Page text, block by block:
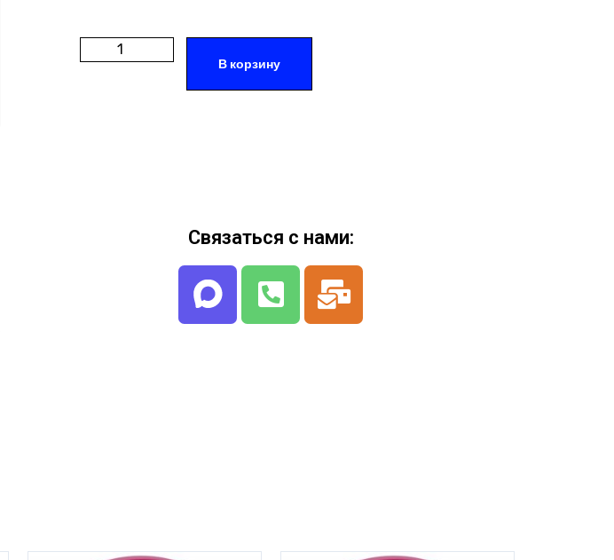
В корзину
Связаться с нами: